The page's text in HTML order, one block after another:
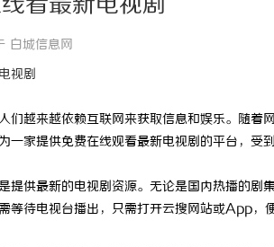
城信息网
视剧
们越来越依赖互联网来获取信息和娱乐。随
一家提供免费在线观看最新电视剧的平台，受
提供最新的电视剧资源。无论是国内热播的
等待电视台播出，只需打开云搜网站或App，